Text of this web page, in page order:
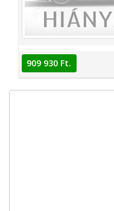
909 930 Ft.